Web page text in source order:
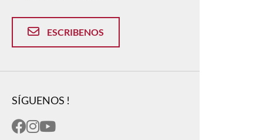
ESCRIBENOS
SÍGUENOS !